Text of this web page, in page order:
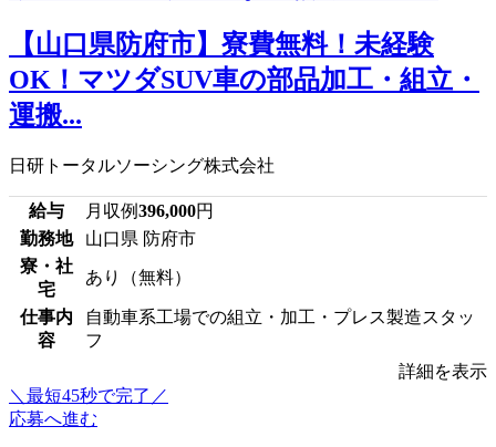
【山口県防府市】寮費無料！未経験
OK！マツダSUV車の部品加工・組立・
運搬...
日研トータルソーシング株式会社
給与 月収例396,000円
勤務地
山口県 防府市
寮・社
宅
あり（無料）
仕事内
容
自動車系工場での組立・加工・プレス製造スタッ
フ
詳細を表示
＼最短45秒で完了／
応募へ進む